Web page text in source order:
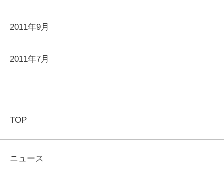
2011年9月
2011年7月
TOP
ニュース